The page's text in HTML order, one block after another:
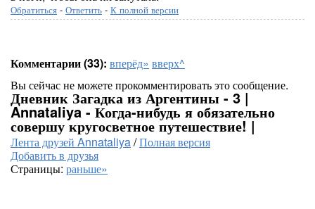
Обратиться - Ответить - К полной версии
Комментарии (33): вперёд» вверх^
Вы сейчас не можете прокомментировать это сообщение.
Дневник Загадка из Аргентины - 3 |
Annataliya - Когда-нибудь я обязательно
совершу кругосветное путешествие! |
Лента друзей Annataliya/Полная версия
Добавить в друзья
Страницы: раньше»